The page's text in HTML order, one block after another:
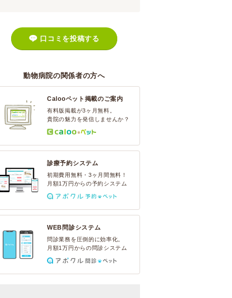
口コミを投稿する
動物病院の関係者の方へ
Calooペット掲載のご案内
有料版掲載が3ヶ月無料。
貴院の魅力を発信しませんか？
診療予約システム
初期費用無料・3ヶ月間無料！
月額1万円からの予約システム
WEB問診システム
問診業務を圧倒的に効率化。
月額1万円からの問診システム